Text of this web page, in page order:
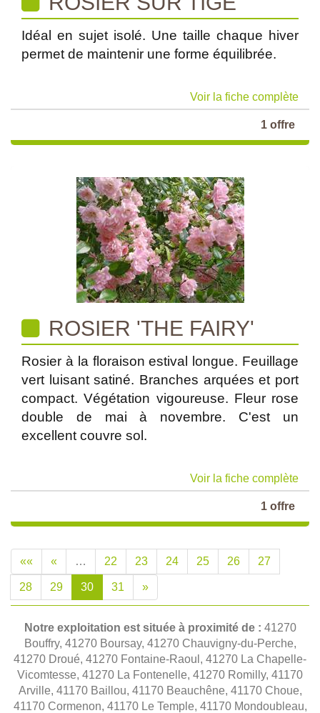
Idéal en sujet isolé. Une taille chaque hiver
permet de maintenir une forme équilibrée.
Voir la fiche complète
1 offre
ROSIER 'THE FAIRY'
Rosier à la floraison estival longue. Feuillage
vert luisant satiné. Branches arquées et port
compact. Végétation vigoureuse. Fleur rose
double de mai à novembre. C'est un
excellent couvre sol.
Voir la fiche complète
1 offre
«« « … 22 23 24 25 26 27
28 29 30 31 »
Notre exploitation est située à proximité de : 41270
Bouffry, 41270 Boursay, 41270 Chauvigny-du-Perche,
41270 Droué, 41270 Fontaine-Raoul, 41270 La Chapelle-
Vicomtesse, 41270 La Fontenelle, 41270 Romilly, 41170
Arville, 41170 Baillou, 41170 Beauchêne, 41170 Choue,
41170 Cormenon, 41170 Le Temple, 41170 Mondoubleau,